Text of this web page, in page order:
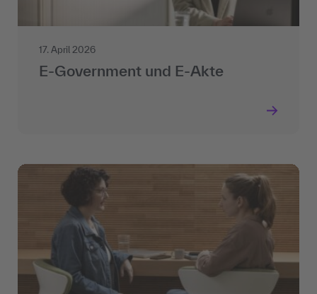
17. April 2026
E-Government und E-Akte